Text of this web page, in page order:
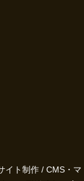
イト制作 / CMS・マ